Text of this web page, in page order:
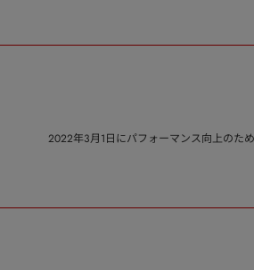
2022年3月1日にパフォーマンス向上のた